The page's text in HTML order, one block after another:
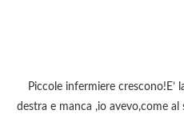
Piccole infermiere crescono!E’
destra e manca ,io avevo,come